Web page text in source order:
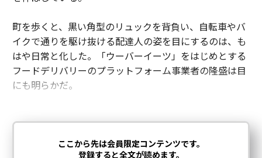
町を歩くと、黒い角型のリュックを背負い、自転車やバ
イクで通りを駆け抜ける配達人の姿を目にするのは、も
はや日常と化した。「ウーバーイーツ」をはじめとする
フードデリバリーのプラットフォーム事業者の隆盛は目
にも明らかだ。